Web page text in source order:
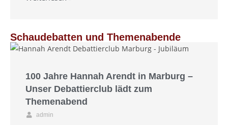
Schaudebatten und Themenabende
100 Jahre Hannah Arendt in Marburg –
Unser Debattierclub lädt zum
Themenabend
admin